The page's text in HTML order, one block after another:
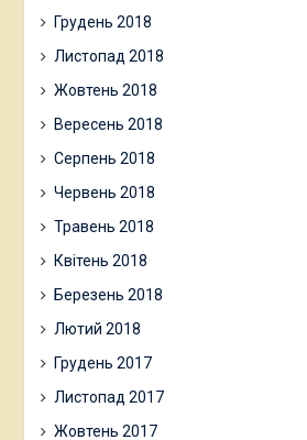
Грудень 2018
Листопад 2018
Жовтень 2018
Вересень 2018
Серпень 2018
Червень 2018
Травень 2018
Квітень 2018
Березень 2018
Лютий 2018
Грудень 2017
Листопад 2017
Жовтень 2017